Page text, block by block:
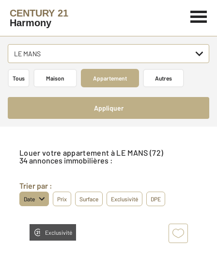
CENTURY 21
Harmony
LE MANS
Tous Maison Appartement Autres
Appliquer
Louer votre appartement à LE MANS (72)
34 annonces immobilières :
Trier par :
Date Prix Surface Exclusivité DPE
Exclusivité